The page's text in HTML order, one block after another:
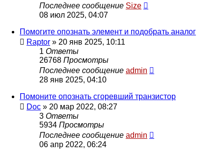
Последнее сообщение Size
08 июл 2025, 04:07
Помогите опознать элемент и подобрать аналог
Raptor » 20 янв 2025, 10:11
1 Ответы
26768 Просмотры
Последнее сообщение admin
28 янв 2025, 04:10
Помоните опознать сгоревший транзистор
Doc » 20 мар 2022, 08:27
3 Ответы
5934 Просмотры
Последнее сообщение admin
06 апр 2022, 06:24